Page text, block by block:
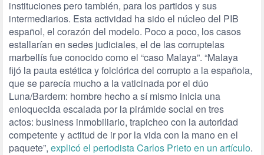
instituciones pero también, para los partidos y sus
intermediarios. Esta actividad ha sido el núcleo del PIB
español, el corazón del modelo. Poco a poco, los casos
estallarían en sedes judiciales, el de las corruptelas
marbellís fue conocido como el “caso Malaya”. “Malaya
fijó la pauta estética y folclórica del corrupto a la española,
que se parecía mucho a la vaticinada por el dúo
Luna/Bardem: hombre hecho a sí mismo inicia una
enloquecida escalada por la pirámide social en tres
actos: business inmobiliario, trapicheo con la autoridad
competente y actitud de ir por la vida con la mano en el
paquete”, explicó el periodista Carlos Prieto en un artículo.